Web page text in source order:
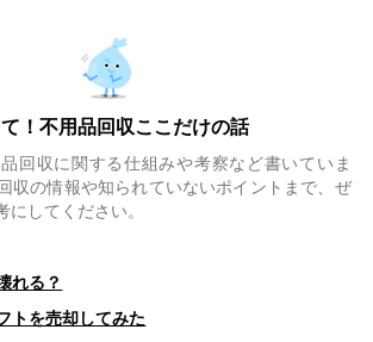
！不用品回収ここだけの話
回収に関する仕組みや考察など書いていま
収の情報や知られていないポイントまで、ぜ
にしてください。
れる？
トを売却してみた